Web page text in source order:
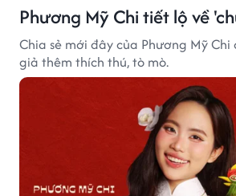
Phương Mỹ Chi tiết lộ về
Chia sẻ mới đây của Phương Mỹ Chi
giả thêm thích thú, tò mò.